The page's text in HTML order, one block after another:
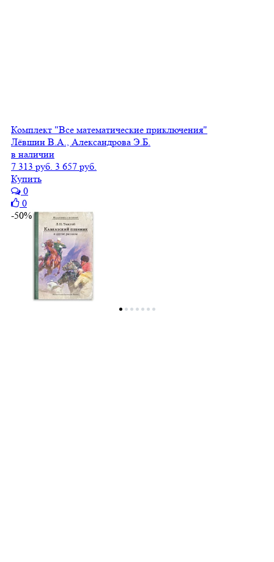
Комплект "Все математические приключения"
Лёвшин В.А., Александрова Э.Б.
в наличии
7 313 руб. 3 657 руб.
Купить
0
0
-50%